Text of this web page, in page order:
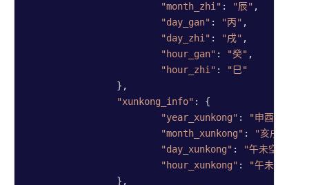
"month_zhi" : "辰"
"day_gan" : "丙"
"day_zhi" : "戌"
"hour_gan" : "癸"
"hour_zhi" :
"巳"
"xunkong_info" : {
"year_xunkong" : "申酉空"
"month_xunkong" : "亥戌空"
"day_xunkong" : "午未空"
"hour_xunkong" :
"午未空"